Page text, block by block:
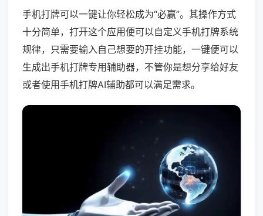
手机打牌可以一键让你轻松成为“必赢”。其操作方式
十分简单，打开这个应用便可以自定义手机打牌系统
规律，只需要输入自己想要的开挂功能，一键便可以
生成出手机打牌专用辅助器，不管你是想分享给好友
或者使用手机打牌AI辅助都可以满足需求。